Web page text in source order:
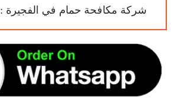
شركة مكافحة حمام في الفجيرة :0507036261